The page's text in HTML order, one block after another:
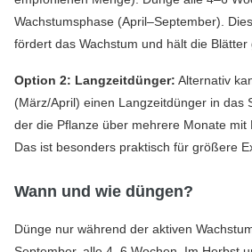
Wachstumsphase (April–September).
fördert das Wachstum und hält die Blätter
Option 2: Langzeitdünger: Alternativ
(März/April) einen Langzeitdünger in das
der die Pflanze über mehrere Monate mit
Das ist besonders praktisch für größere
Wann und wie düngen?
Dünge nur während der aktiven